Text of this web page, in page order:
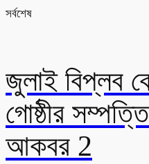
সর্বশেষ
জুলাই বিপ্লব
গোষ্ঠীর
আকবর 2